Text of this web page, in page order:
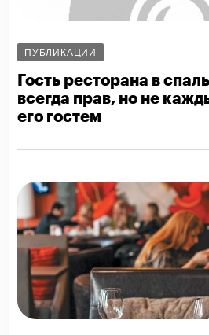
ПУБЛИКАЦИИ
Гость ресторана в
всегда прав, но не
его гостем